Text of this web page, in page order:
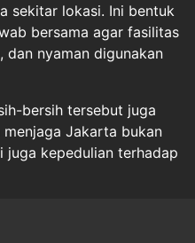
sekitar lokasi. Ini bentuk
bersama agar fasilitas
nyaman digunakan
bersih tersebut juga
Jakarta bukan
juga kepedulian terhadap